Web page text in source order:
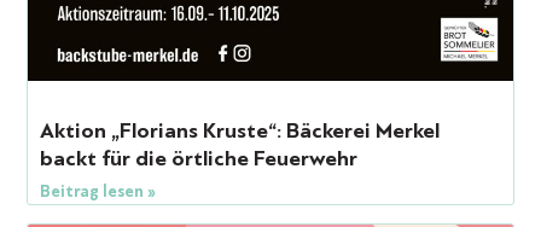
Aktion „Florians Kruste“: Bäckerei Merkel
backt für die örtliche Feuerwehr
Beitrag lesen »